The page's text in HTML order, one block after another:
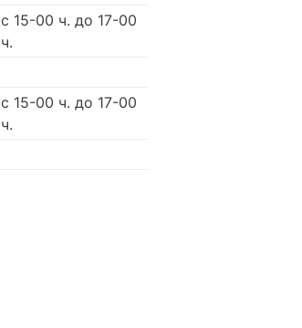
с 15-00 ч. до 17-00
ч.
с 15-00 ч. до 17-00
ч.